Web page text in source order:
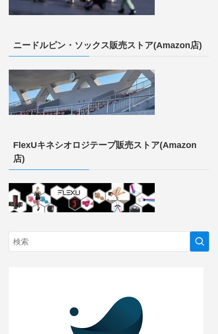
ニードルピン・ソックス販売ストア(Amazon店)
FlexUキネシオロジテープ販売ストア(Amazon
店)